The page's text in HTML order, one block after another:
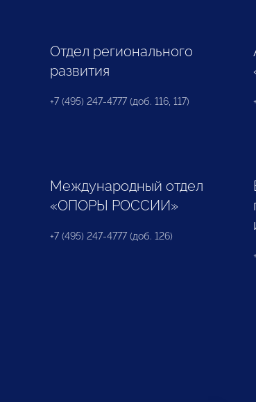
Отдел регионального
развития
+7 (495) 247-4777 (доб. 116, 117)
Международный отдел
«ОПОРЫ РОССИИ»
+7 (495) 247-4777 (доб. 126)